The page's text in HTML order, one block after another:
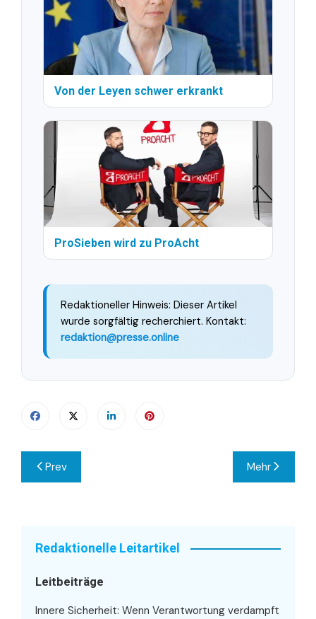
Von der Leyen schwer erkrankt
ProSieben wird zu ProAcht
Redaktioneller Hinweis: Dieser Artikel
wurde sorgfältig recherchiert. Kontakt:
redaktion@presse.online
Beitragsnavigation
Prev Mehr
Redaktionelle Leitartikel
Leitbeiträge
Innere Sicherheit: Wenn Verantwortung verdampft